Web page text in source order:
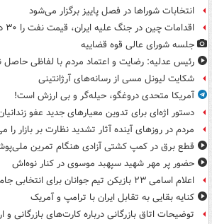
انتخابات شوراها در فصل پاییز برگزار می‌شود
اقدامات چین در جنگ علیه ایران، قیمت نفت را ۳۰ دلار کاهش داد
جلسه شورای عالی قوه قضاییه
رئیس عدلیه: رضایت و اعتماد مردم با لفاظی
شکایت لیونل مسی از رسانه‌های آرژانتینی
آمریکا متحدی دروغگو، حیله‌گر و بی ارزش است!
دستور اژه‌ای برای تدوین معیارهای جدید عفو
مردم در روزهای آینده آثار تشدید نظارت بر بازار را
قطع برق در کمپ کشتی آزادی هنگام تمرین
حضور پر مهر شهید سپهبد موسوی در کنار نوه‌اش
اعلام اسامی ۲۳ بازیکن تیم جوانان برای انتخابی جام ملت‌ها
کنایه بقایی به تقابل ایران با ترامپ و آمریک
توضیحات اتاق بازرگانی درباره کارت‌های بازرگانی و